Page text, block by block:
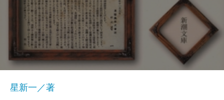
星新一／著